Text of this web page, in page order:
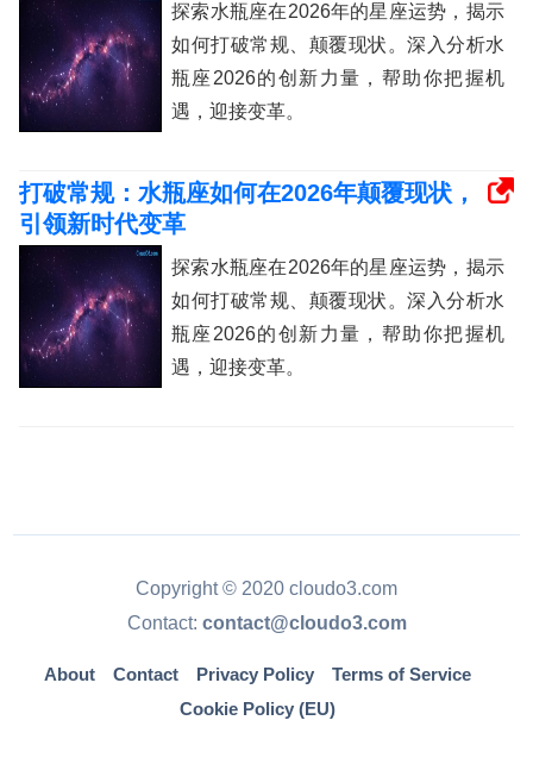
探索水瓶座在2026年的星座运势，揭示
如何打破常规、颠覆现状。深入分析水
瓶座2026的创新力量，帮助你把握机
遇，迎接变革。
打破常规：水瓶座如何在2026年颠覆现状，
引领新时代变革
探索水瓶座在2026年的星座运势，揭示
如何打破常规、颠覆现状。深入分析水
瓶座2026的创新力量，帮助你把握机
遇，迎接变革。
Copyright © 2020 cloudo3.com
Contact: contact@cloudo3.com
About Contact Privacy Policy
Terms of Service
Cookie Policy (EU)